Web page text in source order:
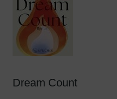
Dream Count